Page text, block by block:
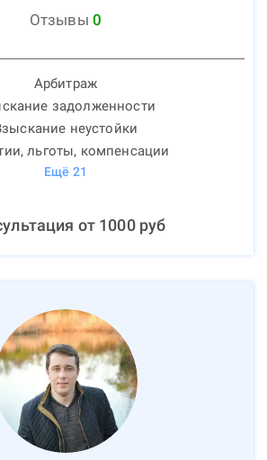
Отзывы 0
Арбитраж
задолженности
неустойки
льготы, компенсации
Ещё 21
от 1000руб